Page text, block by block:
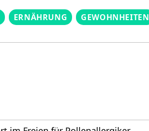
ERNÄHRUNG GEWOHNHEITEN